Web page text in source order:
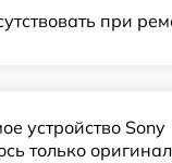
при
устройство Sony
только